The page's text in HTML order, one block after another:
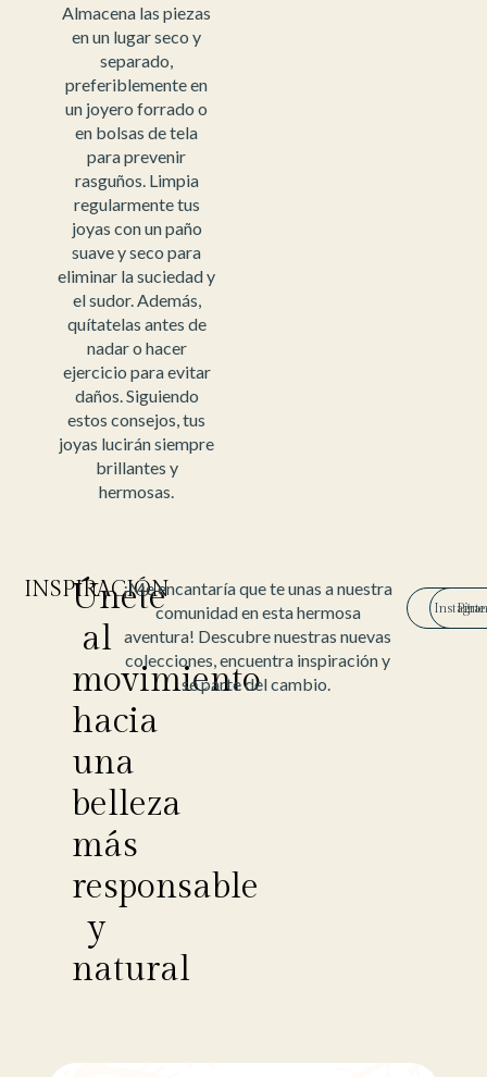
Almacena las piezas
en un lugar seco y
separado,
preferiblemente en
un joyero forrado o
en bolsas de tela
para prevenir
rasguños. Limpia
regularmente tus
joyas con un paño
suave y seco para
eliminar la suciedad y
el sudor. Además,
quítatelas antes de
nadar o hacer
ejercicio para evitar
daños. Siguiendo
estos consejos, tus
joyas lucirán siempre
brillantes y
hermosas.
INSPIRACIÓN
Únete
al
movimiento
hacia
una
belleza
más
responsable
y
natural
¡Me encantaría que te unas a nuestra
comunidad en esta hermosa
aventura! Descubre nuestras nuevas
colecciones, encuentra inspiración y
sé parte del cambio.